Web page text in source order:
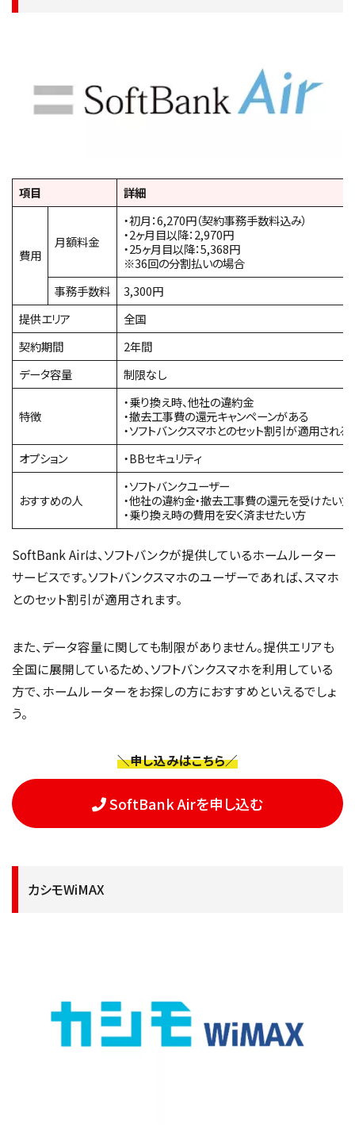
項目 詳細
費用
月額料金
・初月：6,270円（契約事務手数料込み）
・2ヶ月目以降：2,970円
・25ヶ月目以降：5,368円
※36回の分割払いの場合
事務手数料
3,300円
提供エリア
全国
契約期間
2年間
データ容量
制限なし
特徴
・乗り換え時、他社の違約金
・撤去工事費の還元キャンペーンがある
・ソフトバンクスマホとのセット割引が適用される
オプション
・BBセキュリティ
おすすめの人
・ソフトバンクユーザー
・他社の違約金・撤去工事費の還元を受けたい方
・乗り換え時の費用を安く済ませたい方
SoftBank Airは、ソフトバンクが提供しているホームルーター
サービスです。ソフトバンクスマホのユーザーであれば、スマホ
とのセット割引が適用されます。
また、データ容量に関しても制限がありません。提供エリアも
全国に展開しているため、ソフトバンクスマホを利用している
方で、ホームルーターをお探しの方におすすめといえるでしょ
う。
＼申し込みはこちら／
SoftBank Airを申し込む
カシモWiMAX